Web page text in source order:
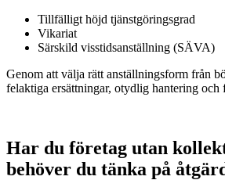
Tillfälligt höjd tjänstgöringsgrad
Vikariat
Särskild visstidsanställning (SÄVA)
Genom att välja rätt anställningsform från
felaktiga ersättningar, otydlig hantering och
Har du företag utan
behöver du tänka på